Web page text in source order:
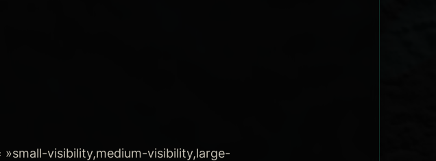
visibility,medium-visibility,large-